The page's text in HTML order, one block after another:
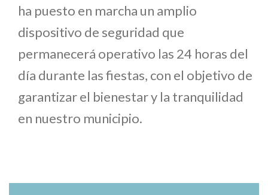
ha puesto en marcha un amplio
dispositivo de seguridad que
permanecerá operativo las 24 horas del
día durante las fiestas, con el objetivo de
garantizar el bienestar y la tranquilidad
en nuestro municipio.